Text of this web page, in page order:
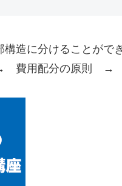
造に分けることができ
費用配分の原則 →